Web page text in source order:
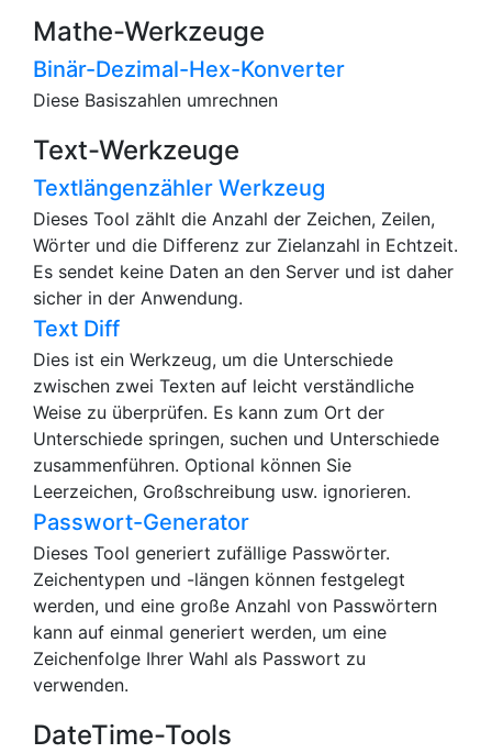
Mathe-Werkzeuge
Binär-Dezimal-Hex-Konverter
Diese Basiszahlen umrechnen
Text-Werkzeuge
Textlängenzähler Werkzeug
Dieses Tool zählt die Anzahl der Zeichen, Zeilen,
Wörter und die Differenz zur Zielanzahl in Echtzeit.
Es sendet keine Daten an den Server und ist daher
sicher in der Anwendung.
Text Diff
Dies ist ein Werkzeug, um die Unterschiede
zwischen zwei Texten auf leicht verständliche
Weise zu überprüfen. Es kann zum Ort der
Unterschiede springen, suchen und Unterschiede
zusammenführen. Optional können Sie
Leerzeichen, Großschreibung usw. ignorieren.
Passwort-Generator
Dieses Tool generiert zufällige Passwörter.
Zeichentypen und -längen können festgelegt
werden, und eine große Anzahl von Passwörtern
kann auf einmal generiert werden, um eine
Zeichenfolge Ihrer Wahl als Passwort zu
verwenden.
DateTime-Tools